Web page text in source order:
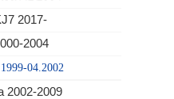
2017-
2004
04.2002
2002-2009